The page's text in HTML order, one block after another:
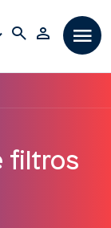
filtros